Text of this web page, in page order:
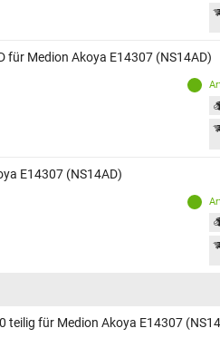
für Medion Akoya E14307 (NS14AD)
E14307 (NS14AD)
teilig für Medion Akoya E14307